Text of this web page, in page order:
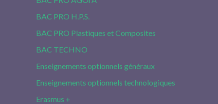
BAC PRO H.P.S.
BAC PRO Plastiques et Composites
BAC TECHNO
Enseignements optionnels généraux
Enseignements optionnels technologiques
Erasmus +